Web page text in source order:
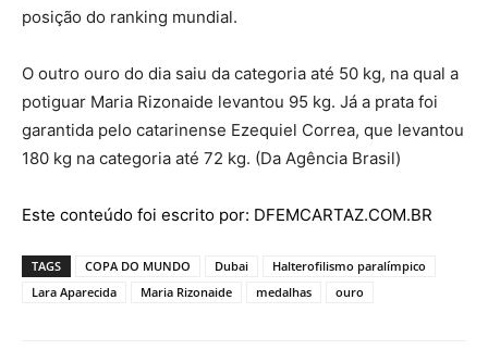
posição do ranking mundial.
O outro ouro do dia saiu da categoria até 50 kg, na qual a
potiguar Maria Rizonaide levantou 95 kg. Já a prata foi
garantida pelo catarinense Ezequiel Correa, que levantou
180 kg na categoria até 72 kg. (Da Agência Brasil)
Este conteúdo foi escrito por: DFEMCARTAZ.COM.BR
TAGS COPA DO MUNDO Dubai
Halterofilismo paralímpico
Lara Aparecida
Maria Rizonaide medalhas ouro